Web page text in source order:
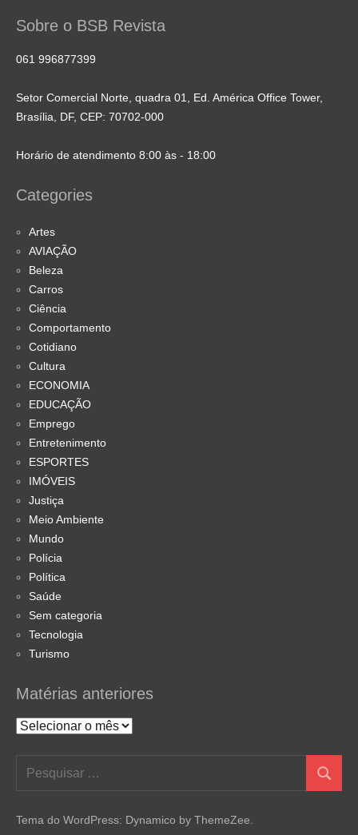
Sobre o BSB Revista
061 996877399
Setor Comercial Norte, quadra 01, Ed. América Office Tower,
Brasília, DF, CEP: 70702-000
Horário de atendimento 8:00 às - 18:00
Categories
Artes
AVIAÇÃO
Beleza
Carros
Ciência
Comportamento
Cotidiano
Cultura
ECONOMIA
EDUCAÇÃO
Emprego
Entretenimento
ESPORTES
IMÓVEIS
Justiça
Meio Ambiente
Mundo
Polícia
Política
Saúde
Sem categoria
Tecnologia
Turismo
Matérias anteriores
Matérias
Tema do WordPress: Dynamico by ThemeZee.